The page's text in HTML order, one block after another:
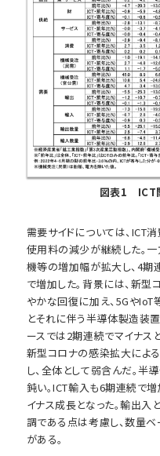
図表1 ICT
需要サイドについては、ICT
使用料の減少が継続した。一
機等の増加幅が拡大し、4期
で増加した。背景には、新
やかな回復に加え、5Gや
とそれに伴う半導体製造装
ースでは2期連続でマイナス
新型コロナの感染拡大によ
し、全体として弱含んだ。
鈍い。ICT輸入も6期連続で
イナス成長となった。輸出入
調である点は考慮し、数量
がある。